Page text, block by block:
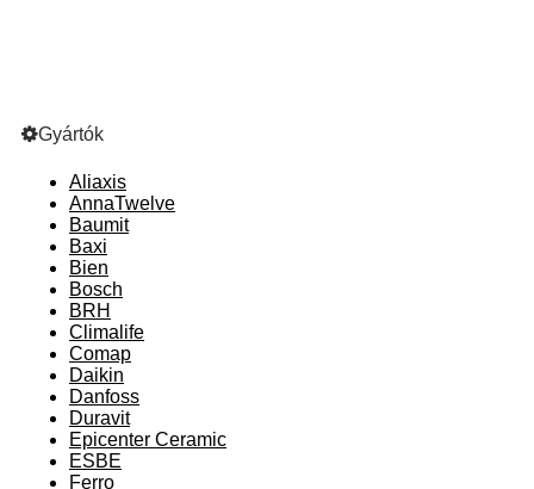
Gyártók
Aliaxis
AnnaTwelve
Baumit
Baxi
Bien
Bosch
BRH
Climalife
Comap
Daikin
Danfoss
Duravit
Epicenter Ceramic
ESBE
Ferro